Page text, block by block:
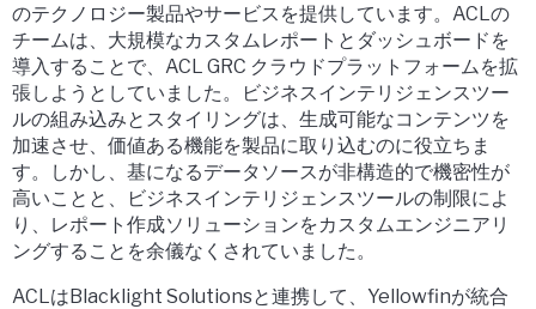
のテクノロジー製品やサービスを提供しています。ACLの
チームは、大規模なカスタムレポートとダッシュボードを
導入することで、ACL GRC クラウドプラットフォームを拡
張しようとしていました。ビジネスインテリジェンスツー
ルの組み込みとスタイリングは、生成可能なコンテンツを
加速させ、価値ある機能を製品に取り込むのに役立ちま
す。しかし、基になるデータソースが非構造的で機密性が
高いことと、ビジネスインテリジェンスツールの制限によ
り、レポート作成ソリューションをカスタムエンジニアリ
ングすることを余儀なくされていました。
ACLはBlacklight Solutionsと連携して、Yellowfinが統合